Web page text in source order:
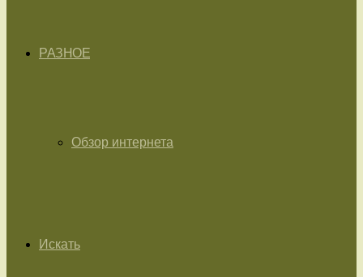
РАЗНОЕ
Обзор интернета
Искать